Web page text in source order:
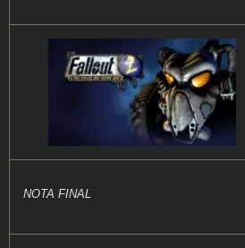
NOTA FINAL